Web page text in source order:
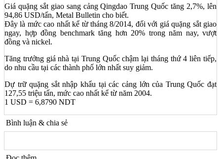
Giá quặng sắt giao sang cảng Qingdao Trung Quốc tăng 2,7%, lên
94,86 USD/tấn, Metal Bulletin cho biết.
Đây là mức cao nhất kể từ tháng 8/2014, đối với giá quặng sắt giao
ngay, hợp đồng benchmark tăng hơn 20% trong năm nay, vượt
đồng và nickel.
Tăng trưởng giá nhà tại Trung Quốc chậm lại tháng thứ 4 liên tiếp,
do nhu cầu tại các thành phố lớn nhất suy giảm.
Dự trữ quặng sắt nhập khẩu tại các cảng lớn của Trung Quốc đạt
127,55 triệu tấn, mức cao nhất kể từ năm 2004.
1 USD = 6,8790 NDT
Bình luận & chia sẻ